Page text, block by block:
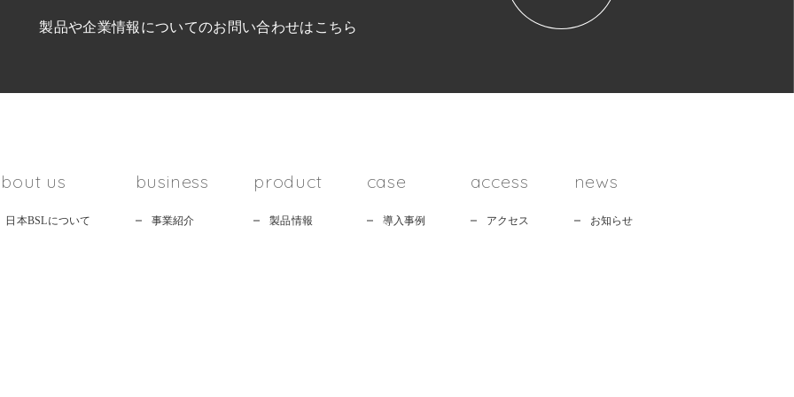
製品や企業情報についてのお問い合わせはこちら
us
日本BSLについて
business
事業紹介
product
製品情報
case
導入事例
access
アクセス
news
お知らせ